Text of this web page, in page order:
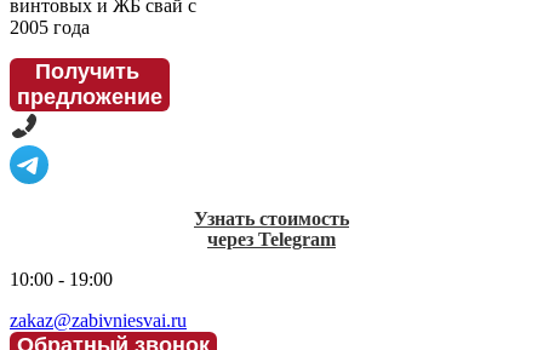
винтовых и ЖБ свай с
2005 года
Получить
предложение
Узнать стоимость
через Telegram
10:00 - 19:00
zakaz@zabivniesvai.ru
Обратный звонок